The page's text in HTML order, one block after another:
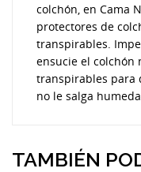
colchón, en Cama
protectores de
transpirables.
ensucie el
transpirables para
no le salga
TAMBIÉN